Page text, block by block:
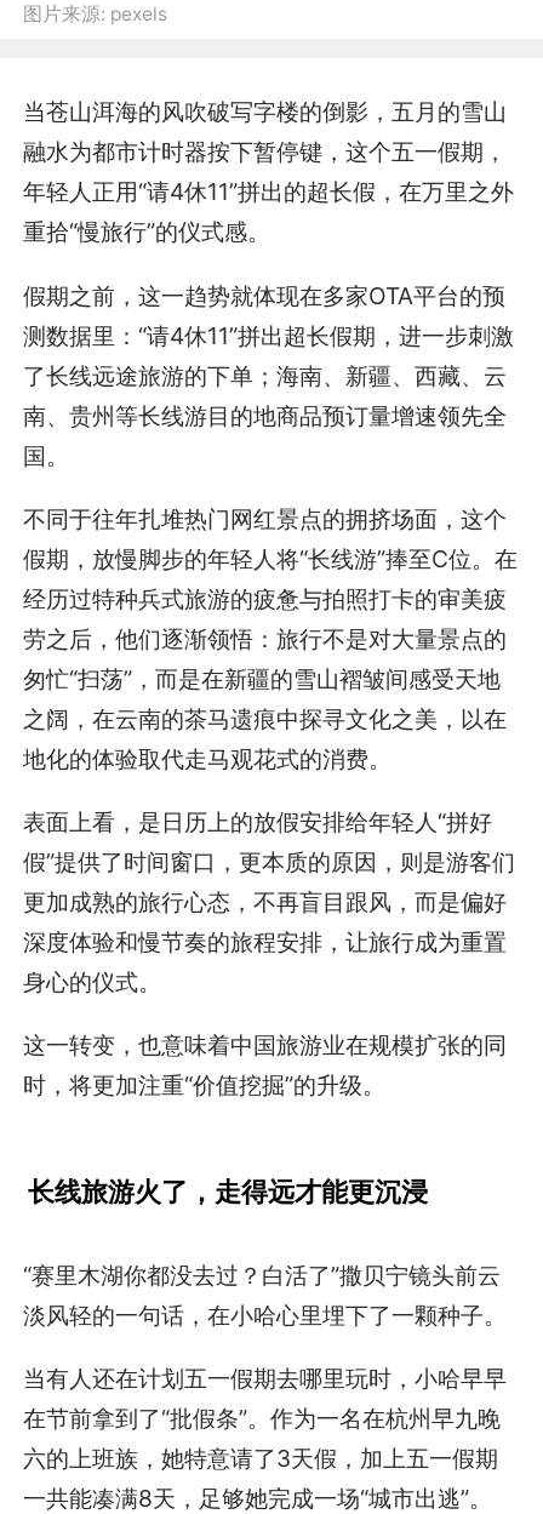
图片来源: pexels
当苍山洱海的风吹破写字楼的倒影，五月的雪山
融水为都市计时器按下暂停键，这个五一假期，
年轻人正用“请4休11”拼出的超长假，在万里之外
重拾“慢旅行”的仪式感。
假期之前，这一趋势就体现在多家OTA平台的预
测数据里：“请4休11”拼出超长假期，进一步刺激
了长线远途旅游的下单；海南、新疆、西藏、云
南、贵州等长线游目的地商品预订量增速领先全
国。
不同于往年扎堆热门网红景点的拥挤场面，这个
假期，放慢脚步的年轻人将“长线游”捧至C位。在
经历过特种兵式旅游的疲惫与拍照打卡的审美疲
劳之后，他们逐渐领悟：旅行不是对大量景点的
匆忙“扫荡”，而是在新疆的雪山褶皱间感受天地
之阔，在云南的茶马遗痕中探寻文化之美，以在
地化的体验取代走马观花式的消费。
表面上看，是日历上的放假安排给年轻人“拼好
假”提供了时间窗口，更本质的原因，则是游客们
更加成熟的旅行心态，不再盲目跟风，而是偏好
深度体验和慢节奏的旅程安排，让旅行成为重置
身心的仪式。
这一转变，也意味着中国旅游业在规模扩张的同
时，将更加注重“价值挖掘”的升级。
长线旅游火了，走得远才能更沉浸
“赛里木湖你都没去过？白活了”撒贝宁镜头前云
淡风轻的一句话，在小哈心里埋下了一颗种子。
当有人还在计划五一假期去哪里玩时，小哈早早
在节前拿到了“批假条”。作为一名在杭州早九晚
六的上班族，她特意请了3天假，加上五一假期
一共能凑满8天，足够她完成一场“城市出逃”。